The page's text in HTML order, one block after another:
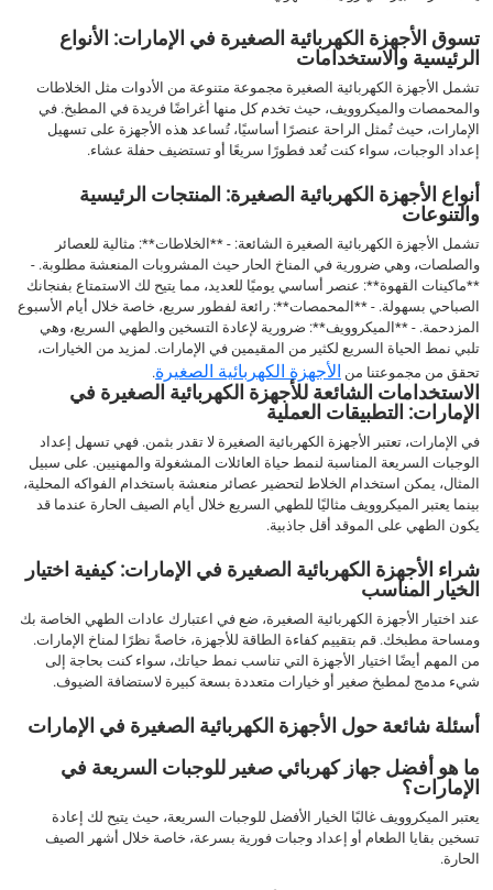
تسوق الأجهزة الكهربائية الصغيرة في الإمارات: الأنواع
الرئيسية والاستخدامات
تشمل الأجهزة الكهربائية الصغيرة مجموعة متنوعة من الأدوات مثل الخلاطات
والمحمصات والميكروويف، حيث تخدم كل منها أغراضًا فريدة في المطبخ. في
الإمارات، حيث تُمثل الراحة عنصرًا أساسيًا، تُساعد هذه الأجهزة على تسهيل
إعداد الوجبات، سواء كنت تُعد فطورًا سريعًا أو تستضيف حفلة عشاء.
أنواع الأجهزة الكهربائية الصغيرة: المنتجات الرئيسية
والتنوعات
تشمل الأجهزة الكهربائية الصغيرة الشائعة: - **الخلاطات**: مثالية للعصائر
والصلصات، وهي ضرورية في المناخ الحار حيث المشروبات المنعشة مطلوبة. -
**ماكينات القهوة**: عنصر أساسي يوميًا للعديد، مما يتيح لك الاستمتاع بفنجانك
الصباحي بسهولة. - **المحمصات**: رائعة لفطور سريع، خاصة خلال أيام الأسبوع
المزدحمة. - **الميكروويف**: ضرورية لإعادة التسخين والطهي السريع، وهي
تلبي نمط الحياة السريع لكثير من المقيمين في الإمارات. لمزيد من الخيارات،
تحقق من مجموعتنا من الأجهزة الكهربائية الصغيرة.
الاستخدامات الشائعة للأجهزة الكهربائية الصغيرة في
الإمارات: التطبيقات العملية
في الإمارات، تعتبر الأجهزة الكهربائية الصغيرة لا تقدر بثمن. فهي تسهل إعداد
الوجبات السريعة المناسبة لنمط حياة العائلات المشغولة والمهنيين. على سبيل
المثال، يمكن استخدام الخلاط لتحضير عصائر منعشة باستخدام الفواكه المحلية،
بينما يعتبر الميكروويف مثاليًا للطهي السريع خلال أيام الصيف الحارة عندما قد
يكون الطهي على الموقد أقل جاذبية.
شراء الأجهزة الكهربائية الصغيرة في الإمارات: كيفية اختيار
الخيار المناسب
عند اختيار الأجهزة الكهربائية الصغيرة، ضع في اعتبارك عادات الطهي الخاصة بك
ومساحة مطبخك. قم بتقييم كفاءة الطاقة للأجهزة، خاصةً نظرًا لمناخ الإمارات.
من المهم أيضًا اختيار الأجهزة التي تناسب نمط حياتك، سواء كنت بحاجة إلى
شيء مدمج لمطبخ صغير أو خيارات متعددة بسعة كبيرة لاستضافة الضيوف.
أسئلة شائعة حول الأجهزة الكهربائية الصغيرة في الإمارات
ما هو أفضل جهاز كهربائي صغير للوجبات السريعة في
الإمارات؟
يعتبر الميكروويف غالبًا الخيار الأفضل للوجبات السريعة، حيث يتيح لك إعادة
تسخين بقايا الطعام أو إعداد وجبات فورية بسرعة، خاصة خلال أشهر الصيف
الحارة.